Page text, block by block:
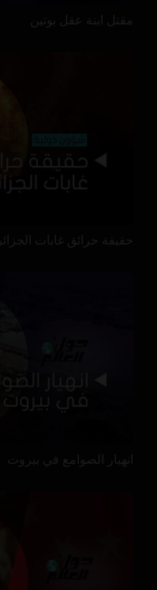
مقتل ابنة عقل بوتين
حقيقة حرائق غابات الجزائر
انهيار الصوامع في بيروت